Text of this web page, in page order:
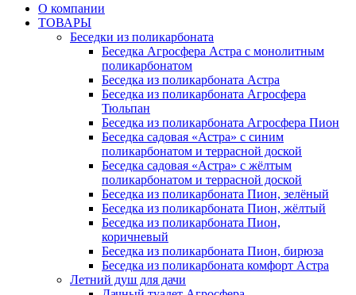
О компании
ТОВАРЫ
Беседки из поликарбоната
Беседка Агросфера Астра с монолитным
поликарбонатом
Беседка из поликарбоната Астра
Беседка из поликарбоната Агросфера
Тюльпан
Беседка из поликарбоната Агросфера Пион
Беседка садовая «Астра» с синим
поликарбонатом и террасной доской
Беседка садовая «Астра» с жёлтым
поликарбонатом и террасной доской
Беседка из поликарбоната Пион, зелёный
Беседка из поликарбоната Пион, жёлтый
Беседка из поликарбоната Пион,
коричневый
Беседка из поликарбоната Пион, бирюза
Беседка из поликарбоната комфорт Астра
Летний душ для дачи